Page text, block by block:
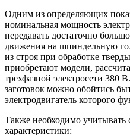
Одним из определяющих
номинальная мощность
передавать достаточно
движения на шпиндельную
из строя при обработке
приобретают модели,
трехфазной электросети 380
заготовок можно обойтись
электродвигатель которого
Также необходимо
характеристики: